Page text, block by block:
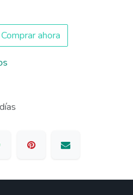
Comprar ahora